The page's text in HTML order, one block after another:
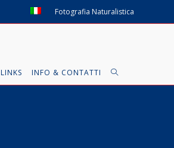
Fotografia Naturalistica
LINKS INFO & CONTATTI